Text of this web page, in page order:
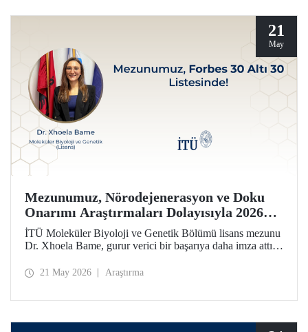
21
May
Mezunumuz, Nörodejenerasyon ve Doku
Onarımı Araştırmaları Dolayısıyla 2026
Forbes 30 Altı 30 Listesinde!
İTÜ Moleküler Biyoloji ve Genetik Bölümü lisans mezunu
Dr. Xhoela Bame, gurur verici bir başarıya daha imza attı.
çalışmaları dolayısıyla Forbes dergisinin “2026 Avrupa’nın
21 May 2026 Araştırma